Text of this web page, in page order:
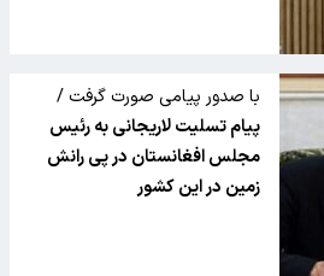
با صدور پیامی صورت گرفت /
پیام تسلیت لاریجانی به رئیس
مجلس افغانستان در پی رانش
زمین در این کشور